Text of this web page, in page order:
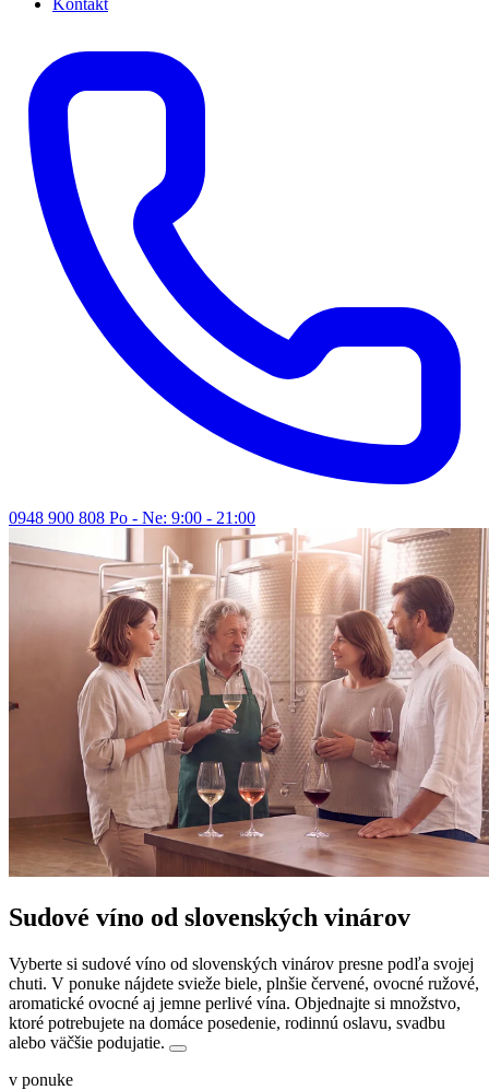
Kontakt
0948 900 808 Po - Ne: 9:00 - 21:00
Sudové víno od slovenských vinárov
Vyberte si sudové víno od slovenských vinárov presne podľa svojej
chuti. V ponuke nájdete svieže biele, plnšie červené, ovocné ružové,
aromatické ovocné aj jemne perlivé vína. Objednajte si množstvo,
ktoré potrebujete na domáce posedenie, rodinnú oslavu, svadbu
alebo väčšie podujatie.
v ponuke